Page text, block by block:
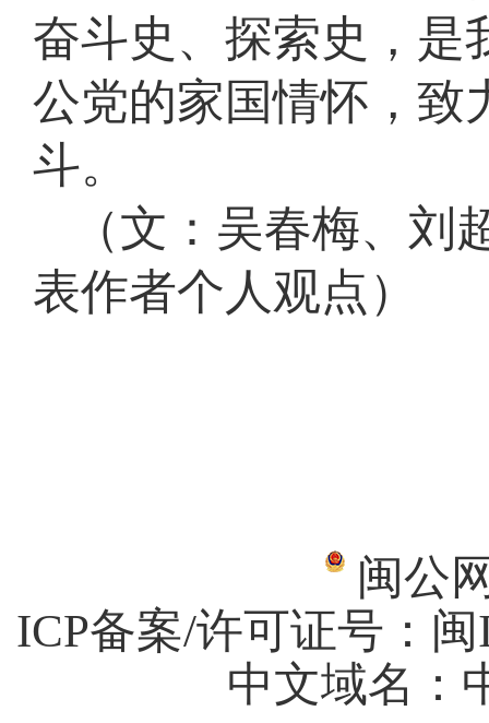
奋斗史、探索史，是
公党的家国情怀，致
斗。
（文：吴春梅、
表作者个人观点）
闽公
ICP备案/许可证号： 闽
中文域名：